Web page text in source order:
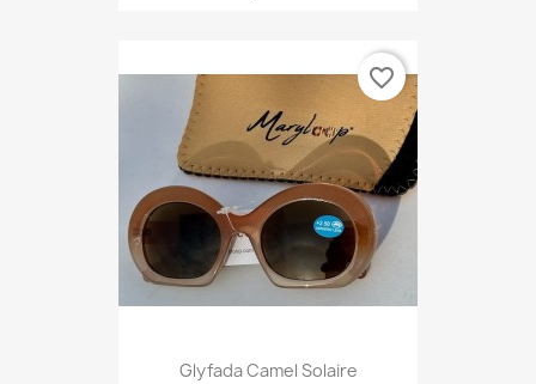
Glyfada Camel Solaire
favorite_border